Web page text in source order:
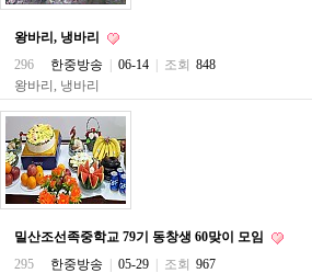
직
법
링
114
24
시
간
왕바리, 냉바리
296
한중방송 06-14 조회 848
왕바리, 냉바리
밀산조선족중학교 79기 동창생 60맞이 모임
295
한중방송 05-29 조회 967